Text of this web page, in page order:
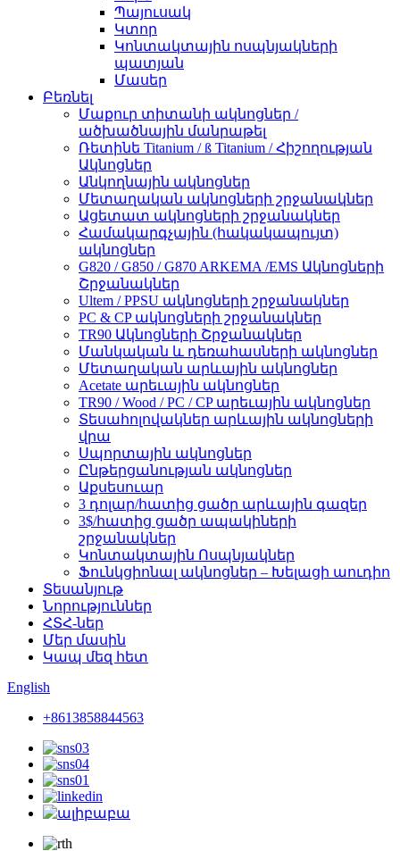
Պայուսակ
Կտոր
Կոնտակտային ոսպնյակների
պատյան
Մասեր
Բեռնել
Մաքուր տիտանի ակնոցներ /
ածխածնային մանրաթել
Ռետինե Titanium / ß Titanium / Հիշողության
Ակնոցներ
Անկողնային ակնոցներ
Մետաղական ակնոցների շրջանակներ
Ացետատ ակնոցների շրջանակներ
Համակարգչային (հակակապույտ)
ակնոցներ
G820 / G850 / G870 ARKEMA /EMS Ակնոցների
Շրջանակներ
Ultem / PPSU ակնոցների շրջանակներ
PC & CP ակնոցների շրջանակներ
TR90 Ակնոցների Շրջանակներ
Մանկական և դեռահասների ակնոցներ
Մետաղական արևային ակնոցներ
Acetate արեւային ակնոցներ
TR90 / Wood / PC / CP արեւային ակնոցներ
Տեսահոլովակներ արևային ակնոցների
վրա
Սպորտային ակնոցներ
Ընթերցանության ակնոցներ
Աքսեսուար
3 դոլար/հատից ցածր արևային գազեր
3$/հատից ցածր ապակիների
շրջանակներ
Կոնտակտային Ոսպնյակներ
Ֆունկցիոնալ ակնոցներ – Խելացի աուդիո
Տեսանյութ
Նորություններ
ՀՏՀ-ներ
Մեր մասին
Կապ մեզ հետ
English
+8613858844563